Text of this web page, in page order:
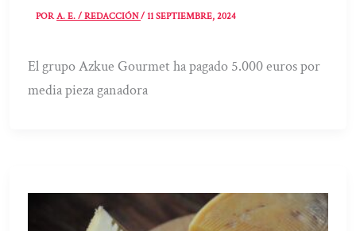
PORA. E. / REDACCIÓN/11 SEPTIEMBRE, 2024
El grupo Azkue Gourmet ha pagado 5.000 euros por
media pieza ganadora